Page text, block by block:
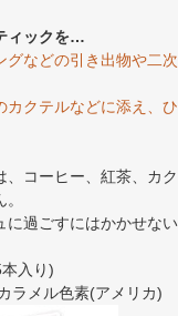
ィックを…
グなどの引き出物や二
カクテルなどに添え、
、コーヒー、紅茶、カ
過ごすにはかかせない
入り)
ラメル色素(アメリカ)